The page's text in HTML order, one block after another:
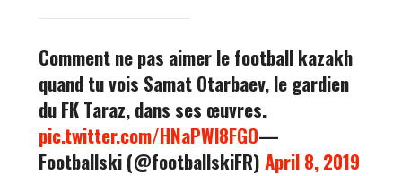
Comment ne pas aimer le football kazakh
quand tu vois Samat Otarbaev, le gardien
du FK Taraz, dans ses œuvres.
pic.twitter.com/HNaPWl8FGO—
Footballski (@footballskiFR)April 8, 2019